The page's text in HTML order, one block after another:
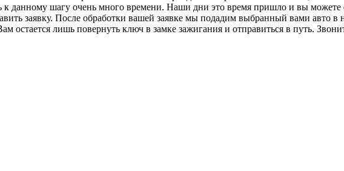
к данному шагу очень много времени. Наши дни это время пришло и вы
заявку. После обработки вашей заявке мы подадим выбранный вами авто
остается лишь повернуть ключ в замке зажигания и отправиться в путь.